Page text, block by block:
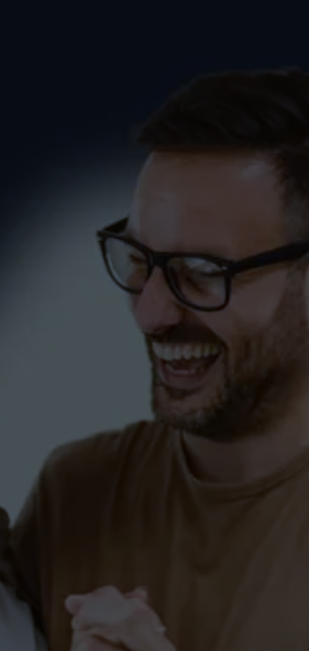
Spruch01 zum Tanzkurs
(Kurzkurs) in Markdorf
SINGLES
SprüchePaare
Tanzkurs (Kurzkurs) in
Salem
PAARE-SALEM
(Standard & Latein)
PAARE-SALEM